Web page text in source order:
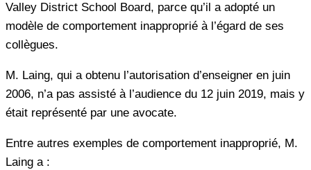
Valley District School Board, parce qu’il a adopté un
modèle de comportement inapproprié à l’égard de ses
collègues.
M. Laing, qui a obtenu l’autorisation d’enseigner en juin
2006, n’a pas assisté à l’audience du 12 juin 2019, mais y
était représenté par une avocate.
Entre autres exemples de comportement inapproprié, M.
Laing a :